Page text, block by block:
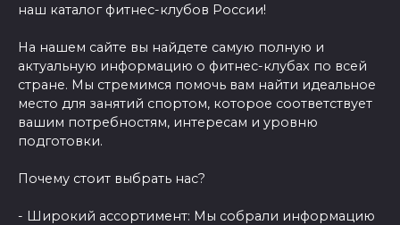
наш каталог фитнес-клубов России!
На нашем сайте вы найдете самую полную и
актуальную информацию о фитнес-клубах по всей
стране. Мы стремимся помочь вам найти идеальное
место для занятий спортом, которое соответствует
вашим потребностям, интересам и уровню
подготовки.
Почему стоит выбрать нас?
- Широкий ассортимент: Мы собрали информацию